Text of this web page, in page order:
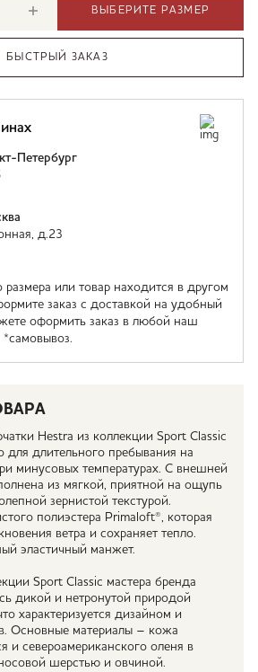
ВЫБЕРИТЕ РАЗМЕР
БЫСТРЫЙ ЗАКАЗ
Петербург
д.23
или товар находится в другом
заказ с доставкой на удобный
оформить заказ в любой наш
*самовывоз.
Hestra из коллекции Sport Classic
для длительного пребывания на
минусовых температурах. С внешней
из мягкой, приятной на ощупь
зернистой текстурой.
полиэстера Primaloft®, которая
ветра и сохраняет тепло.
эластичный манжет.
Sport Classic мастера бренда
дикой и нетронутой природой
характеризуется дизайном и
Основные материалы – кожа
и североамериканского оленя в
шерстью и овчиной.